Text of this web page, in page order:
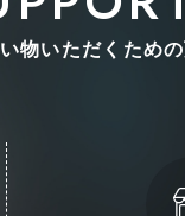
物いただくための